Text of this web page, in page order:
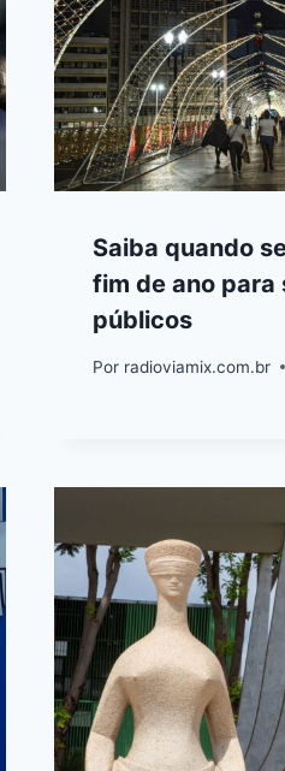
Saiba quando
fim de ano para
públicos
Por radioviamix.com.br